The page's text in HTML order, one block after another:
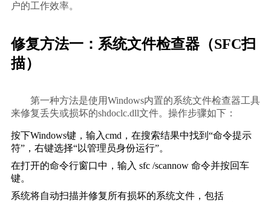
户的工作效率。
修复方法一：系统文件检查器（SFC扫
描）
来修复丢失或损坏的shdoclc.dll文件。操作步骤如下：
按下Windows键，输入cmd，在搜索结果中找到“命令提示
符”，右键选择“以管理员身份运行”。
在打开的命令行窗口中，输入 sfc /scannow 命令并按回车
键。
系统将自动扫描并修复所有损坏的系统文件，包括